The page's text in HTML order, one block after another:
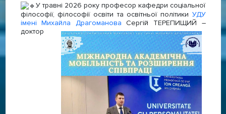
У травні 2026 року професор кафедри соціальної
філософії, філософії освіти та освітньої політики УДУ
імені Михайла Драгоманова Сергій ТЕРЕПИЩИЙ –
доктор